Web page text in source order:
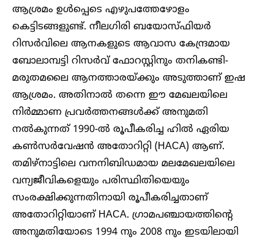
ആശ്രമം ഉൾപ്പെടെ എഴുപത്തേഴോളം
കെട്ടിടങ്ങളുണ്ട്. നീലഗിരി ബയോസ്ഫിയർ
റിസർവിലെ ആനകളുടെ ആവാസ കേന്ദ്രമായ
ബോലാമ്പട്ടി റിസർവ് ഫോറസ്റ്റിനും തനികണ്ടി-
മരുതമലൈ ആനത്താരയ്ക്കും അടുത്താണ് ഇഷ
ആശ്രമം. അതിനാൽ തന്നെ ഈ മേഖലയിലെ
നിർമ്മാണ പ്രവർത്തനങ്ങൾക്ക് അനുമതി
നൽകുന്നത് 1990-ൽ രൂപീകരിച്ച ഹിൽ ഏരിയ
കൺസർവേഷൻ അതോറിറ്റി (HACA) ആണ്.
തമിഴ്‌നാട്ടിലെ വനനിബിഡമായ മലമേഖലയിലെ
വന്യജീവികളെയും പരിസ്ഥിതിയെയും
സംരക്ഷിക്കുന്നതിനായി രൂപീകരിച്ചതാണ്
അതോറിറ്റിയാണ് HACA. ഗ്രാമപഞ്ചായത്തിൻ്റെ
അനുമതിയോടെ 1994 നും 2008 നും ഇടയിലായി